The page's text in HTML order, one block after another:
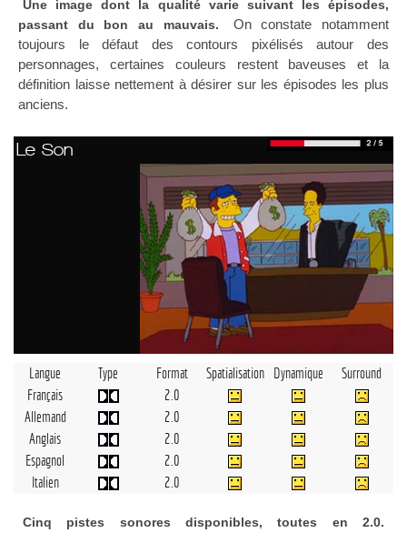
Une image dont la qualité varie suivant les épisodes,
passant du bon au mauvais.
On constate notamment
toujours le défaut des contours pixélisés autour des
personnages, certaines couleurs restent baveuses et la
définition laisse nettement à désirer sur les épisodes les plus
anciens.
Le Son
Langue Type Format Spatialisation Dynamique
Surround
Français
2.0
Allemand
2.0
Anglais
2.0
Espagnol
2.0
Italien
2.0
Cinq pistes sonores disponibles, toutes en 2.0.